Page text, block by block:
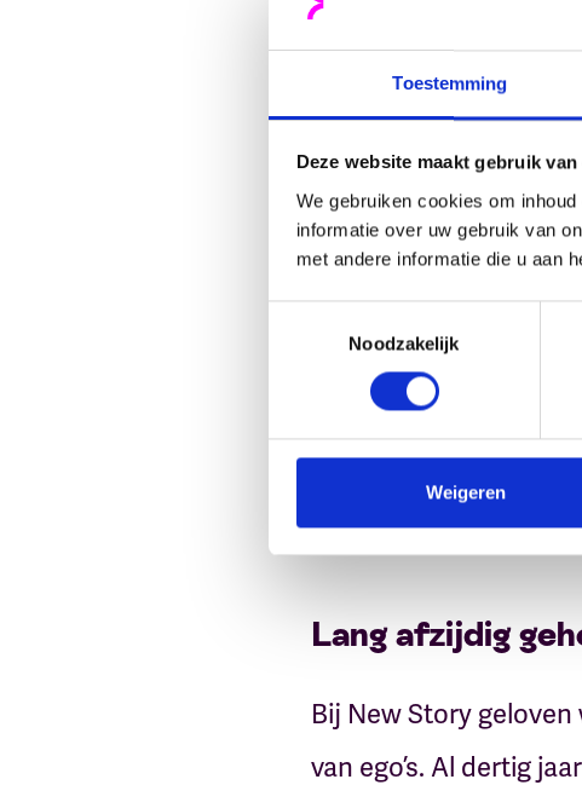
Toestemming
Deze website maakt gebruik
We gebruiken cookies om
informatie over uw gebruik van
met andere informatie die u aan
Noodzakelijk
Weigeren
Lang afzijdig
Bij New Story
van ego’s. Al dertig